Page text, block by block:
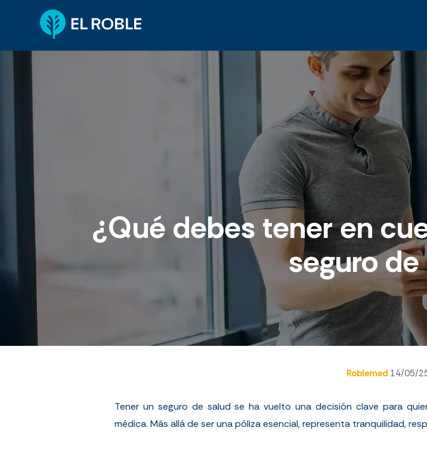
¿Qué debes tener en
seguro
Roblemed 14/05/
Tener un seguro de salud se ha vuelto una decisión clave para
médica. Más allá de ser una póliza esencial, representa tranquilidad,